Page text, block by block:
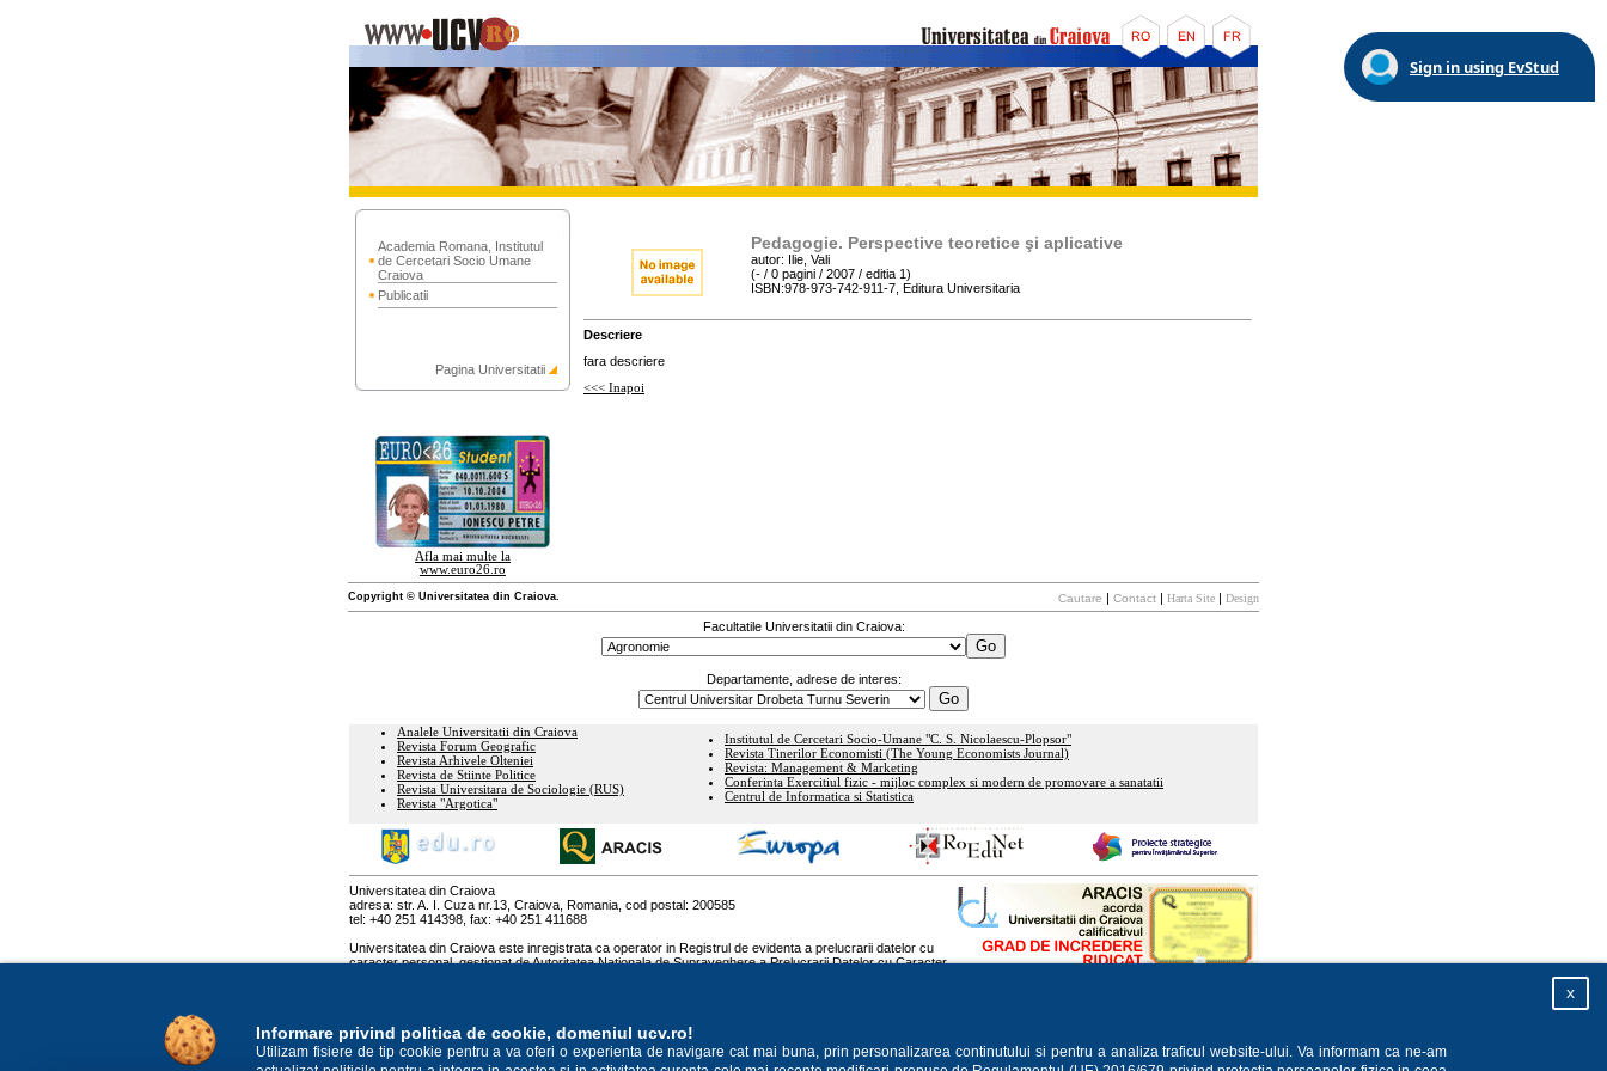
Academia Romana, Institutul
de Cercetari Socio Umane
Craiova
Publicatii
Pagina Universitatii
Afla mai multe la
www.euro26.ro
Pedagogie. Perspective teoretice şi aplicative
autor: Ilie, Vali
(- / 0 pagini / 2007 / editia 1)
ISBN:978-973-742-911-7, Editura Universitaria
Descriere
fara descriere
<<< Inapoi
Copyright © Universitatea din Craiova. Cautare | Contact | Harta Site | Design
Facultatile Universitatii din Craiova:
Departamente, adrese de interes:
Analele Universitatii din Craiova
Revista Forum Geografic
Revista Arhivele Olteniei
Revista de Stiinte Politice
Revista Universitara de Sociologie (RUS)
Revista "Argotica"
Institutul de Cercetari Socio-Umane "C. S. Nicolaescu-Plopsor"
Revista Tinerilor Economisti (The Young Economists Journal)
Revista: Management & Marketing
Conferinta Exercitiul fizic - mijloc complex si modern de promovare a sanatatii
Centrul de Informatica si Statistica
Universitatea din Craiova
adresa: str. A. I. Cuza nr.13, Craiova, Romania, cod postal: 200585
tel: +40 251 414398, fax: +40 251 411688
Universitatea din Craiova este inregistrata ca operator in Registrul de evidenta a prelucrarii datelor cu
caracter personal, gestionat de Autoritatea Nationala de Supraveghere a Prelucrarii Datelor cu Caracter
Sign in using EvStud
x
Informare privind politica de cookie, domeniul ucv.ro!
Utilizam fisiere de tip cookie pentru a va oferi o experienta de navigare cat mai buna, prin personalizarea continutului si pentru a analiza traficul website-ului. Va informam ca ne-am